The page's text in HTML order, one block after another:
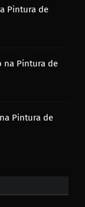
Pintura de
na Pintura de
Pintura de